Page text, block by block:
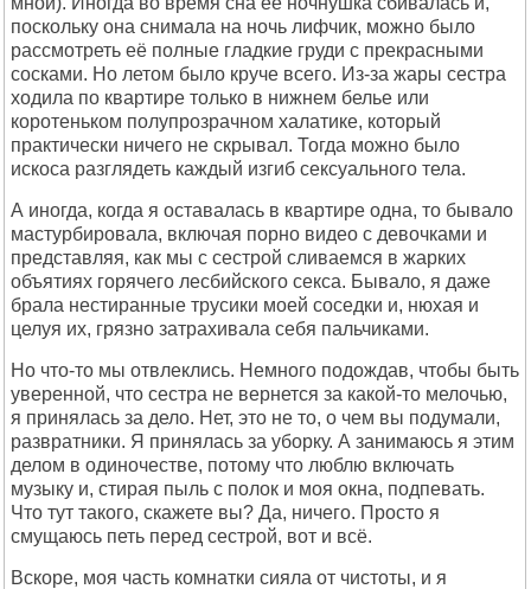
поскольку она снимала на ночь лифчик, можно было
рассмотреть её полные гладкие груди с прекрасными
сосками. Но летом было круче всего. Из-за жары сестра
ходила по квартире только в нижнем белье или
коротеньком полупрозрачном халатике, который
практически ничего не скрывал. Тогда можно было
искоса разглядеть каждый изгиб сексуального тела.
А иногда, когда я оставалась в квартире одна, то бывало
мастурбировала, включая порно видео с девочками и
представляя, как мы с сестрой сливаемся в жарких
объятиях горячего лесбийского секса. Бывало, я даже
брала нестиранные трусики моей соседки и, нюхая и
целуя их, грязно затрахивала себя пальчиками.
Но что-то мы отвлеклись. Немного подождав, чтобы быть
уверенной, что сестра не вернется за какой-то мелочью,
я принялась за дело. Нет, это не то, о чем вы подумали,
развратники. Я принялась за уборку. А занимаюсь я этим
делом в одиночестве, потому что люблю включать
музыку и, стирая пыль с полок и моя окна, подпевать.
Что тут такого, скажете вы? Да, ничего. Просто я
смущаюсь петь перед сестрой, вот и всё.
Вскоре, моя часть комнатки сияла от чистоты, и я